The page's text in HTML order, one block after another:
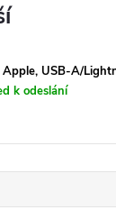
USB-A/
k odeslání